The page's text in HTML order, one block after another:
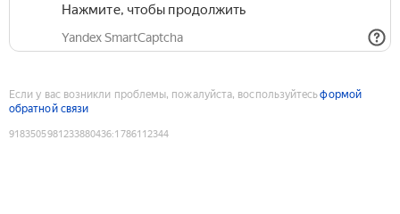
Нажмите, чтобы продолжить
Yandex SmartCaptcha
Если у вас возникли проблемы, пожалуйста, воспользуйтесьформой
обратной связи
9183505981233880436:1786112344